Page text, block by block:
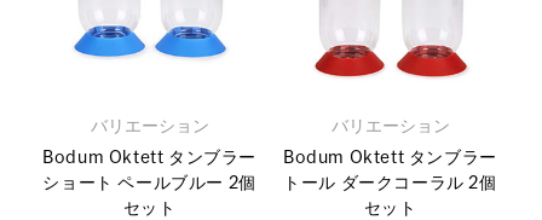
バリエーション
Bodum Oktett タンブラー
ショート ペールブルー 2個
セット
バリエーション
Bodum Oktett タンブラー
トール ダークコーラル 2個
セット